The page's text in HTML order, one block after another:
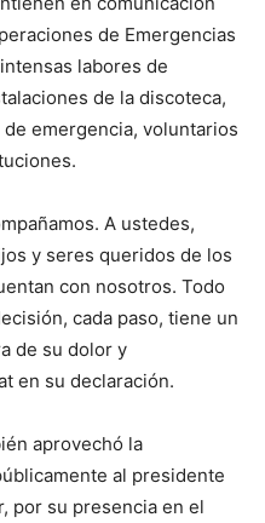
de Emergencias
labores de
de la discoteca,
emergencia, voluntarios
A ustedes,
y seres queridos de los
con nosotros. Todo
cada paso, tiene un
de su dolor y
en su declaración.
aprovechó la
al presidente
por su presencia en el